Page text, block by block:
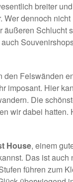
breiter
dennoch
Schlucht
den Felswänden
imposant. Hier
Die
wir dabei hatten.
House, einem
Das ist
führen zum